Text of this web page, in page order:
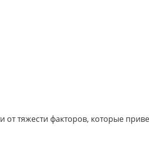
тяжести факторов, которые